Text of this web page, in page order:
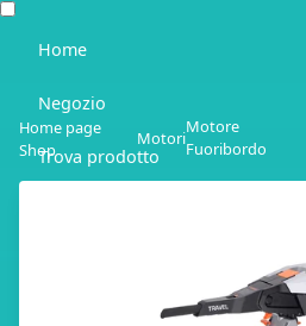
Home
Negozio
Trova prodotto
Home page
Shop
Motori
Motore
Fuoribordo